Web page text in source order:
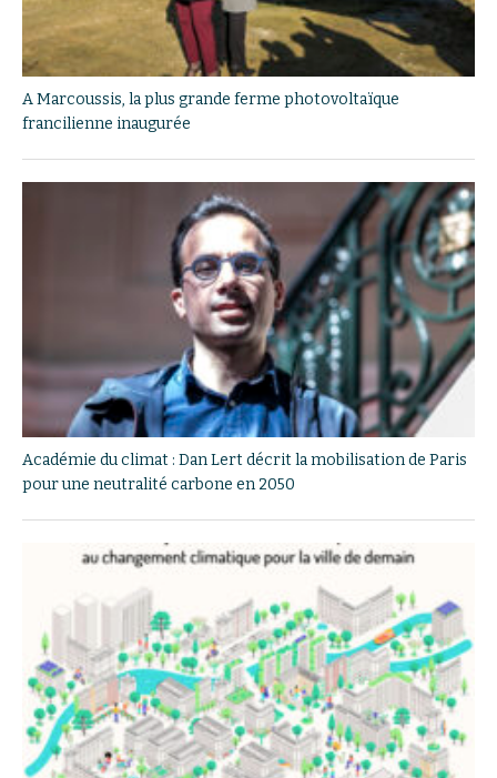
A Marcoussis, la plus grande ferme photovoltaïque
francilienne inaugurée
Académie du climat : Dan Lert décrit la mobilisation de Paris
pour une neutralité carbone en 2050